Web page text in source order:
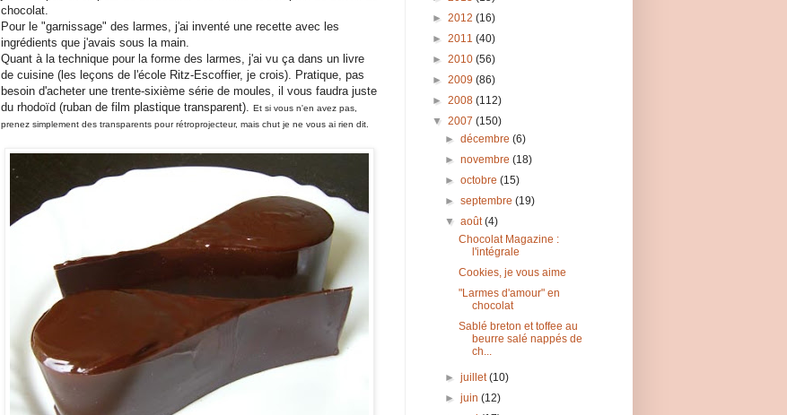
chocolat.
Pour le "garnissage" des larmes, j'ai inventé une recette avec les
ingrédients que j'avais sous la main.
Quant à la technique pour la forme des larmes, j'ai vu ça dans un livre
de cuisine (les leçons de l'école Ritz-Escoffier, je crois). Pratique, pas
besoin d'acheter une trente-sixième série de moules, il vous faudra juste
du rhodoïd (ruban de film plastique transparent). Et si vous n'en avez pas,
prenez simplement des transparents pour rétroprojecteur, mais chut je ne vous ai rien dit.
► 2012 (16)
► 2011 (40)
► 2010 (56)
► 2009 (86)
► 2008 (112)
▼ 2007 (150)
►décembre(6)
►novembre(18)
►octobre(15)
►septembre(19)
▼août(4)
Chocolat Magazine :
l'intégrale
Cookies, je vous aime
"Larmes d'amour" en
chocolat
Sablé breton et toffee au
beurre salé nappés de
ch...
►juillet(10)
►juin(12)